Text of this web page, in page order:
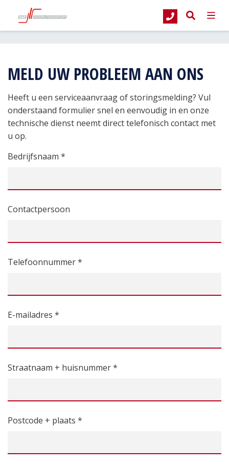
G&T Intern Transport
MELD UW PROBLEEM AAN ONS
Heeft u een serviceaanvraag of storingsmelding? Vul
onderstaand formulier snel en eenvoudig in en onze
technische dienst neemt direct telefonisch contact met
u op.
Bedrijfsnaam *
Contactpersoon
Telefoonnummer *
E-mailadres *
Straatnaam + huisnummer *
Postcode + plaats *